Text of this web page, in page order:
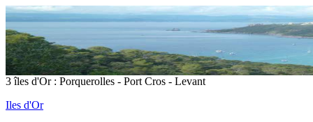
3 îles d'Or : Porquerolles - Port Cros - Levant
Iles d'Or